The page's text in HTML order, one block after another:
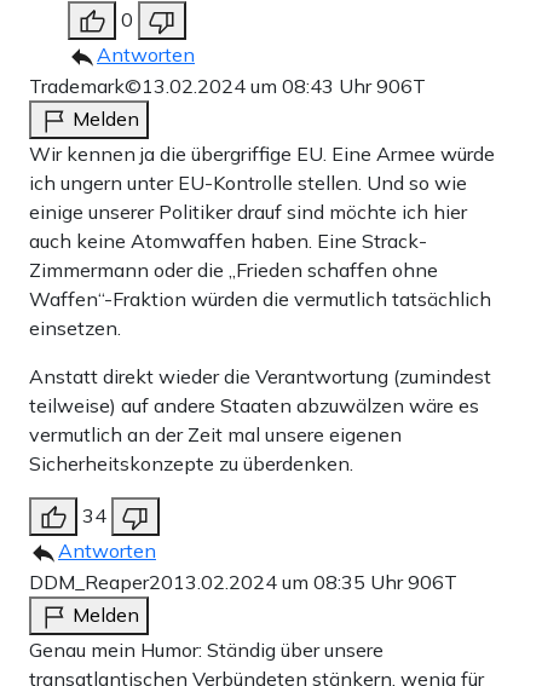
0
Antworten
Trademark©13.02.2024 um 08:43 Uhr906T
Melden
Wir kennen ja die übergriffige EU. Eine Armee würde
ich ungern unter EU-Kontrolle stellen. Und so wie
einige unserer Politiker drauf sind möchte ich hier
auch keine Atomwaffen haben. Eine Strack-
Zimmermann oder die „Frieden schaffen ohne
Waffen“-Fraktion würden die vermutlich tatsächlich
einsetzen.
Anstatt direkt wieder die Verantwortung (zumindest
teilweise) auf andere Staaten abzuwälzen wäre es
vermutlich an der Zeit mal unsere eigenen
Sicherheitskonzepte zu überdenken.
34
Antworten
DDM_Reaper2013.02.2024 um 08:35 Uhr906T
Melden
Genau mein Humor: Ständig über unsere
transatlantischen Verbündeten stänkern, wenig für